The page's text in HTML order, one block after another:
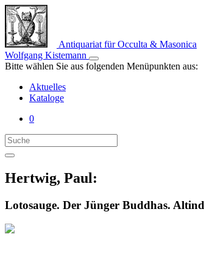
Antiquariat für Occulta & Masonica
Wolfgang Kistemann
Bitte wählen Sie aus folgenden Menüpunkten aus:
Aktuelles
Kataloge
0
Hertwig, Paul:
Lotosauge. Der Jünger Buddhas.